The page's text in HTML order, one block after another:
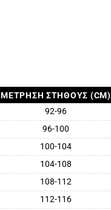
ΜΈΤΡΗΣΗ ΣΤΉΘΟΥΣ (CM)
92-96
96-100
100-104
104-108
108-112
112-116